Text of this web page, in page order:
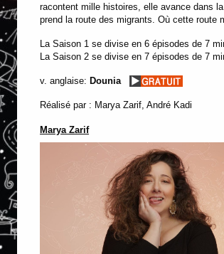
racontent mille histoires, elle avance dans
prend la route des migrants. Où cette route
La Saison 1 se divise en 6 épisodes de 7
La Saison 2 se divise en 7 épisodes de 7
v. anglaise: Dounia
Réalisé par : Marya Zarif, André Kadi
Marya Zarif